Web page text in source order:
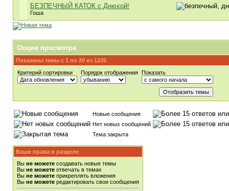
БЕЗПЕЧНЫЙ КАТОК c Днюхой!
Гоша
Опции просмотра
Показаны темы с 1 по 20 из 1225
Критерий сортировки
Порядок отображения Показать
Новые сообщения
Нет новых сообщений
Тема закрыта
Ваши права в разделе
Вы не можете создавать новые темы
Вы не можете отвечать в темах
Вы не можете прикреплять вложения
Вы не можете редактировать свои сообщения